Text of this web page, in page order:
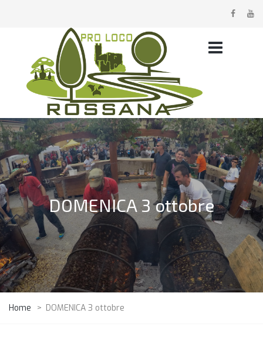
DOMENICA 3 ottobre
Home > DOMENICA 3 ottobre